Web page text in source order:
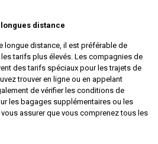
distance
longue distance, il est préférable de
tarifs plus élevés. Les compagnies de
des tarifs spéciaux pour les trajets de
trouver en ligne ou en appelant
de vérifier les conditions de
les bagages supplémentaires ou les
assurer que vous comprenez tous les